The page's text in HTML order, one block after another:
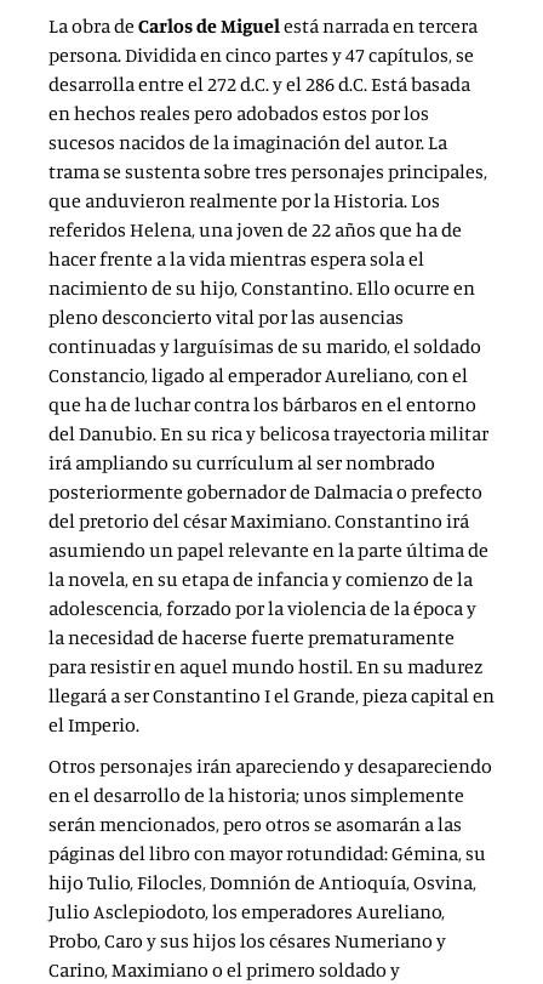
La obra de Carlos de Miguelestá narrada en tercera
persona. Dividida en cinco partes y 47 capítulos, se
desarrolla entre el 272 d.C. y el 286 d.C. Está basada
en hechos reales pero adobados estos por los
sucesos nacidos de la imaginación del autor. La
trama se sustenta sobre tres personajes principales,
que anduvieron realmente por la Historia. Los
referidos Helena, una joven de 22 años que ha de
hacer frente a la vida mientras espera sola el
nacimiento de su hijo, Constantino. Ello ocurre en
pleno desconcierto vital por las ausencias
continuadas y larguísimas de su marido, el soldado
Constancio, ligado al emperador Aureliano, con el
que ha de luchar contra los bárbaros en el entorno
del Danubio. En su rica y belicosa trayectoria militar
irá ampliando su currículum al ser nombrado
posteriormente gobernador de Dalmacia o prefecto
del pretorio del césar Maximiano. Constantino irá
asumiendo un papel relevante en la parte última de
la novela, en su etapa de infancia y comienzo de la
adolescencia, forzado por la violencia de la época y
la necesidad de hacerse fuerte prematuramente
para resistir en aquel mundo hostil. En su madurez
llegará a ser Constantino I el Grande, pieza capital en
el Imperio.
Otros personajes irán apareciendo y desapareciendo
en el desarrollo de la historia; unos simplemente
serán mencionados, pero otros se asomarán a las
páginas del libro con mayor rotundidad: Gémina, su
hijo Tulio, Filocles, Domnión de Antioquía, Osvina,
Julio Asclepiodoto, los emperadores Aureliano,
Probo, Caro y sus hijos los césares Numeriano y
Carino, Maximiano o el primero soldado y